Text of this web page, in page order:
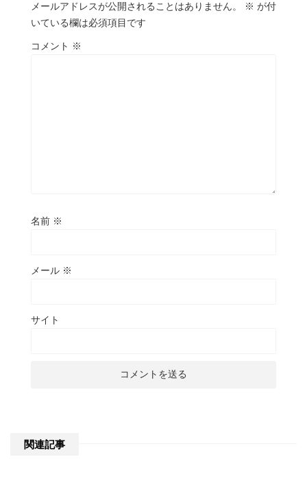
メールアドレスが公開されることはありません。 ※ が付
いている欄は必須項目です
コメント ※
名前 ※
メール ※
サイト
関連記事